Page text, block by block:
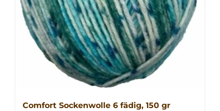
Comfort Sockenwolle 6 fädig, 150 gr